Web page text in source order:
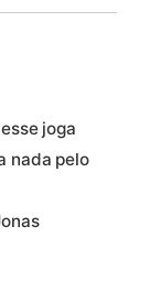
joga
nada pelo